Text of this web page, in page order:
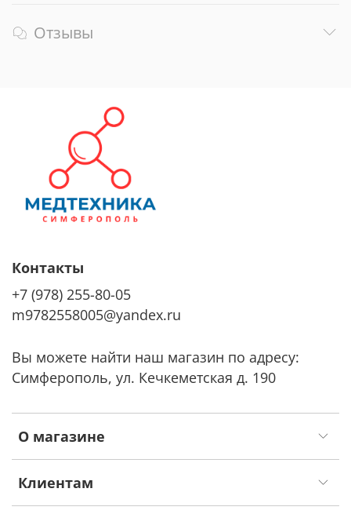
Отзывы
О магазине
Клиентам
Контакты
+7 (978) 255-80-05
m9782558005@yandex.ru
Вы можете найти наш магазин по адресу:
Симферополь, ул. Кечкеметская д. 190